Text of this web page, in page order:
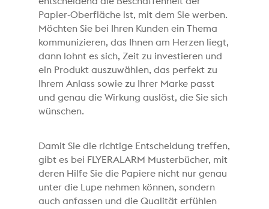
Papier-Oberfläche ist, mit dem Sie werben.
Möchten Sie bei Ihren Kunden ein Thema
kommunizieren, das Ihnen am Herzen liegt,
dann lohnt es sich, Zeit zu investieren und
ein Produkt auszuwählen, das perfekt zu
Ihrem Anlass sowie zu Ihrer Marke passt
und genau die Wirkung auslöst, die Sie sich
wünschen.
Damit Sie die richtige Entscheidung treffen,
gibt es bei FLYERALARM Musterbücher, mit
deren Hilfe Sie die Papiere nicht nur genau
unter die Lupe nehmen können, sondern
auch anfassen und die Qualität erfühlen